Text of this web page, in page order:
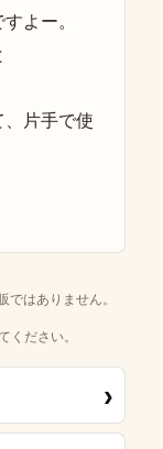
よー。
、片手で使
ではありません。
ください。
›